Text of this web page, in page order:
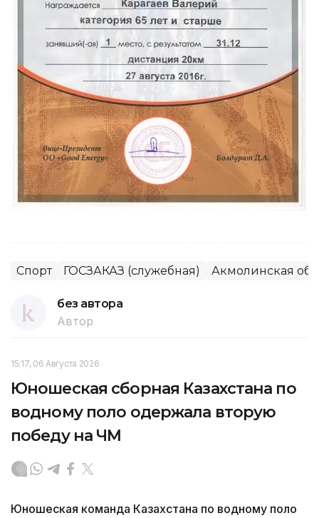
Спорт ГОСЗАКАЗ (служебная) Акмолинская
без автора
Автор
15:17, 06 Августа 2026
Юношеская сборная Казахстана по
водному поло одержала вторую
победу на ЧМ
Юношеская команда Казахстана по водному поло